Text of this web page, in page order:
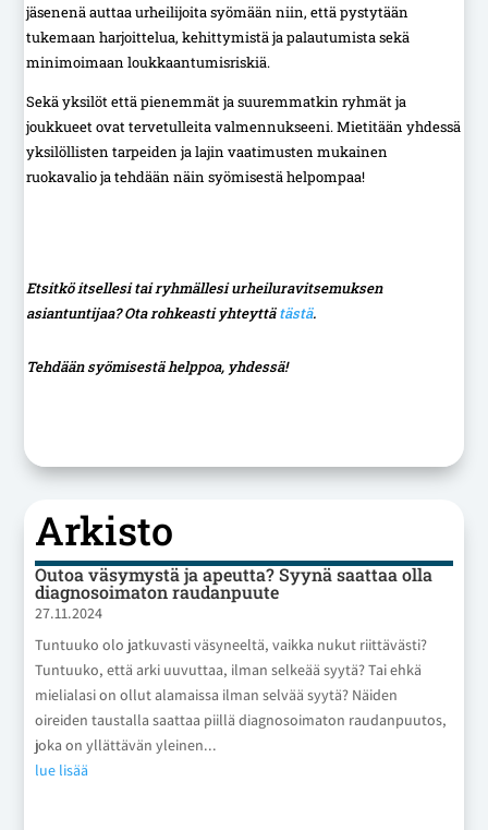
jäsenenä auttaa urheilijoita syömään niin, että pystytään
tukemaan harjoittelua, kehittymistä ja palautumista sekä
minimoimaan loukkaantumisriskiä.
Sekä yksilöt että pienemmät ja suuremmatkin ryhmät ja
joukkueet ovat tervetulleita valmennukseeni. Mietitään yhdessä
yksilöllisten tarpeiden ja lajin vaatimusten mukainen
ruokavalio ja tehdään näin syömisestä helpompaa!
Etsitkö itsellesi tai ryhmällesi urheiluravitsemuksen
asiantuntijaa? Ota rohkeasti yhteyttätästä.
Tehdään syömisestä helppoa, yhdessä!
Arkisto
Outoa väsymystä ja apeutta? Syynä saattaa olla
diagnosoimaton raudanpuute
27.11.2024
Tuntuuko olo jatkuvasti väsyneeltä, vaikka nukut riittävästi?
Tuntuuko, että arki uuvuttaa, ilman selkeää syytä? Tai ehkä
mielialasi on ollut alamaissa ilman selvää syytä? Näiden
oireiden taustalla saattaa piillä diagnosoimaton raudanpuutos,
joka on yllättävän yleinen...
lue lisää